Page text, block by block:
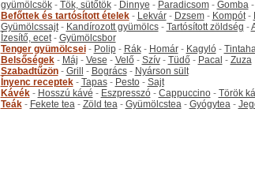
gyümölcsök- Tök, sütőtök- Dinnye - Paradicsom- Gomba-
Befőttek és tartósított ételek- Lekvár- Dzsem- Kompót-
Gyümölcssajt- Kandírozott gyümölcs- Tartósított zöldség -
Ízesítő, ecet- Gyümölcsbor
Tenger gyümölcsei- Polip- Rák- Homár- Kagyló-
Belsőségek- Máj - Vese - Velő- Szív- Tüdő- Pacal - Zuza
Szabadtűzön- Grill - Bogrács- Nyárson sült
Ínyenc receptek- Tapas- Pesto- Sajt
Kávék- Hosszú kávé - Eszpresszó- Cappuccino- Török
Teák- Fekete tea- Zöld tea- Gyümölcstea- Gyógytea-